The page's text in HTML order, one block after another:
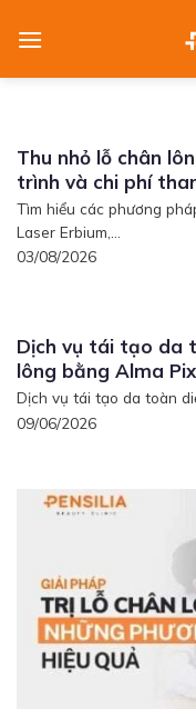
Thu nhỏ lỗ chân
trình và chi phí
Tìm hiểu các phương
Laser Erbium,...
03/08/2026
Dịch vụ tái tạo da
lông bằng Alma
Dịch vụ tái tạo da toàn
09/06/2026